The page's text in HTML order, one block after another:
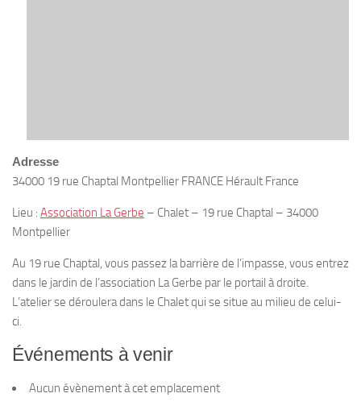
Adresse
34000 19 rue Chaptal Montpellier FRANCE Hérault France
Lieu : Association La Gerbe – Chalet – 19 rue Chaptal – 34000
Montpellier
Au 19 rue Chaptal, vous passez la barrière de l’impasse, vous entrez
dans le jardin de l’association La Gerbe par le portail à droite.
L’atelier se déroulera dans le Chalet qui se situe au milieu de celui-
ci.
Événements à venir
Aucun évènement à cet emplacement